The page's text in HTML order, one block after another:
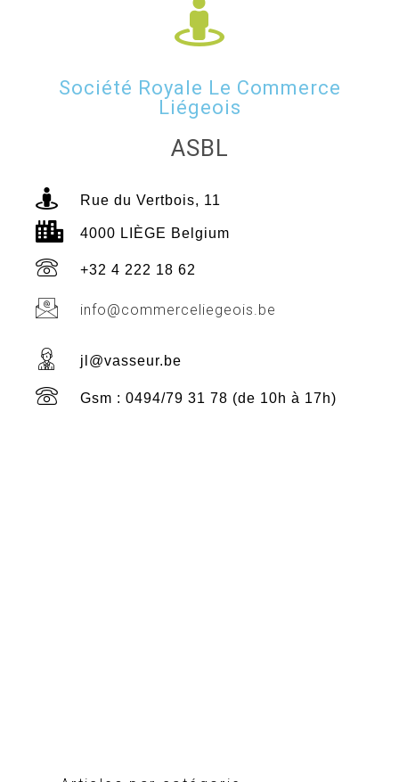
Société Royale Le Commerce
Liégeois
ASBL
Rue du Vertbois, 11
4000 LIÈGE Belgium
+32 4 222 18 62
info@commerceliegeois.be
jl@vasseur.be
Gsm : 0494/79 31 78 (de 10h à 17h)